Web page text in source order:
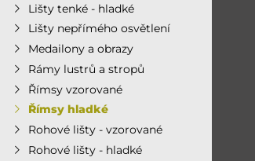
Lišty tenké - hladké
Lišty nepřímého osvětlení
Medailony a obrazy
Rámy lustrů a stropů
Římsy vzorované
Římsy hladké
Rohové lišty - vzorované
Rohové lišty - hladké